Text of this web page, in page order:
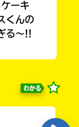
ーキ
くんの
る〜!!
わかる